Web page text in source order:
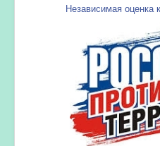
Независимая оценка